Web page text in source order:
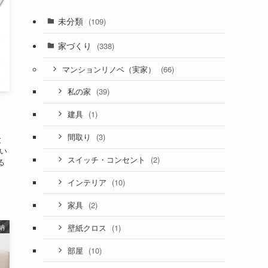
未分類 (109)
家づくり (338)
マンションリノベ（実家） (66)
私の家 (39)
建具 (1)
間取り (3)
スイッチ・コンセント (2)
インテリア (10)
家具 (2)
壁紙クロス (1)
部屋 (10)